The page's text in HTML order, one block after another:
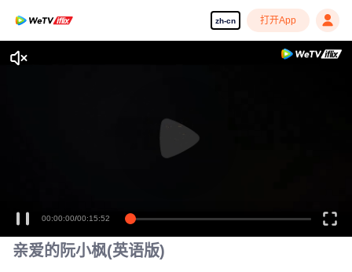
zh-cn 打开App
享受流畅高清剧集
00:00:00/00:15:52
亲爱的阮小枫(英语版)